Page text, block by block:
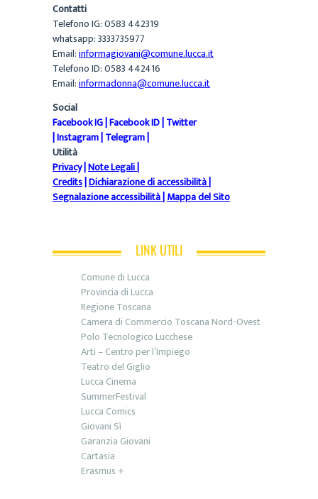
Contatti
Telefono IG: 0583 442319
whatsapp: 3333735977
Email:informagiovani@comune.lucca.it
Telefono ID: 0583 442416
Email:informadonna@comune.lucca.it
Social
Facebook IG|Facebook ID|Twitter
|Instagram|Telegram|
Utilità
Privacy|Note Legali|
Credits|Dichiarazione di accessibilità|
Segnalazione accessibilità|Mappa del Sito
LINK UTILI
Comune di Lucca
Provincia di Lucca
Regione Toscana
Camera di Commercio Toscana Nord-Ovest
Polo Tecnologico Lucchese
Arti – Centro per l’Impiego
Teatro del Giglio
Lucca Cinema
SummerFestival
Lucca Comics
Giovani Sì
Garanzia Giovani
Cartasia
Erasmus +